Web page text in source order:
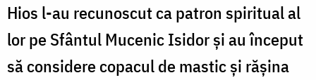
Hios l-au recunoscut ca patron spiritual al
lor pe Sfântul Mucenic Isidor și au început
să considere copacul de mastic și rășina